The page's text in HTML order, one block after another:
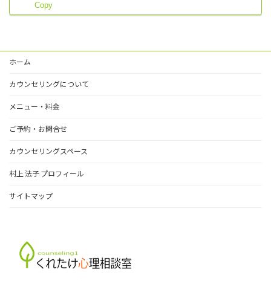
Copy
ホーム
カウンセリングについて
メニュー・料金
ご予約・お問合せ
カウンセリングスペース
村上 法子 プロフィール
サイトマップ